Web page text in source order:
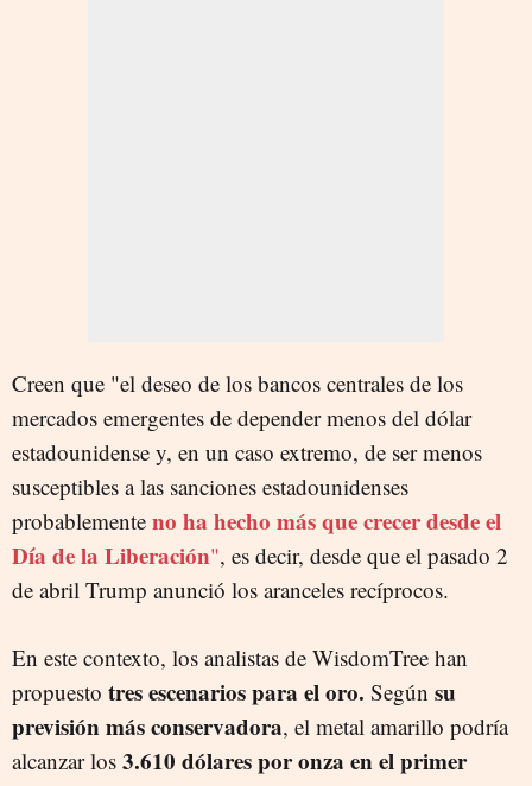
Creen que "el deseo de los bancos centrales de los
mercados emergentes de depender menos del dólar
estadounidense y, en un caso extremo, de ser menos
susceptibles a las sanciones estadounidenses
probablemente no ha hecho más que crecer desde el
Día de la Liberación", es decir, desde que el pasado 2
de abril Trump anunció los aranceles recíprocos.
En este contexto, los analistas de WisdomTree han
propuesto tres escenarios para el oro. Según su
previsión más conservadora, el metal amarillo podría
alcanzar los 3.610 dólares por onza en el primer